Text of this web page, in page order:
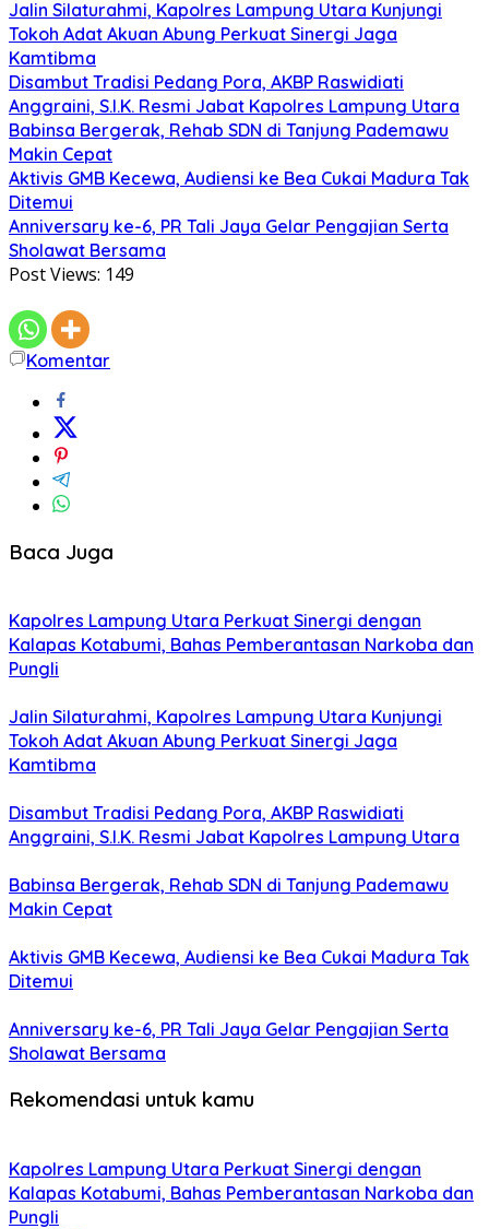
Jalin Silaturahmi, Kapolres Lampung Utara Kunjungi
Tokoh Adat Akuan Abung Perkuat Sinergi Jaga
Kamtibma
Disambut Tradisi Pedang Pora, AKBP Raswidiati
Anggraini, S.I.K. Resmi Jabat Kapolres Lampung Utara
Babinsa Bergerak, Rehab SDN di Tanjung Pademawu
Makin Cepat
Aktivis GMB Kecewa, Audiensi ke Bea Cukai Madura Tak
Ditemui
Anniversary ke-6, PR Tali Jaya Gelar Pengajian Serta
Sholawat Bersama
Post Views: 149
Komentar
Baca Juga
Kapolres Lampung Utara Perkuat Sinergi dengan
Kalapas Kotabumi, Bahas Pemberantasan Narkoba dan
Pungli
Jalin Silaturahmi, Kapolres Lampung Utara Kunjungi
Tokoh Adat Akuan Abung Perkuat Sinergi Jaga
Kamtibma
Disambut Tradisi Pedang Pora, AKBP Raswidiati
Anggraini, S.I.K. Resmi Jabat Kapolres Lampung Utara
Babinsa Bergerak, Rehab SDN di Tanjung Pademawu
Makin Cepat
Aktivis GMB Kecewa, Audiensi ke Bea Cukai Madura Tak
Ditemui
Anniversary ke-6, PR Tali Jaya Gelar Pengajian Serta
Sholawat Bersama
Rekomendasi untuk kamu
Kapolres Lampung Utara Perkuat Sinergi dengan
Kalapas Kotabumi, Bahas Pemberantasan Narkoba dan
Pungli